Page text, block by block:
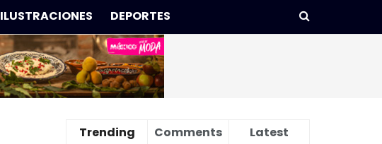
ILUSTRACIONES DEPORTES
Trending Comments Latest